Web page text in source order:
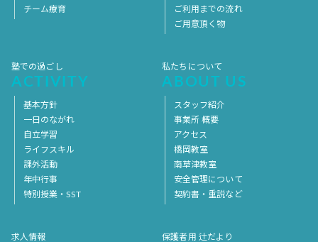
チーム療育
ご利用までの流れ
ご用意頂く物
塾での過ごし
ACTIVITY
基本方針
一日のながれ
自立学習
ライフスキル
課外活動
年中行事
特別授業・SST
私たちについて
ABOUT US
スタッフ紹介
事業所 概要
アクセス
橋岡教室
南草津教室
安全管理について
契約書・重説など
求人情報 保護者用 辻だより